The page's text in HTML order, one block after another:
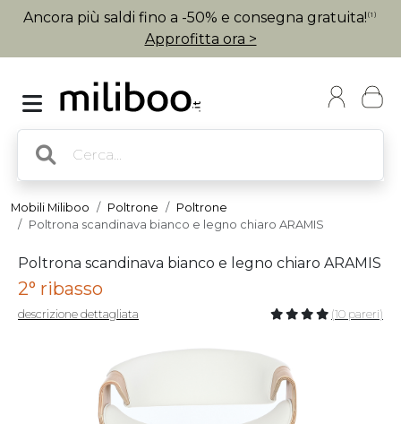
Ancora più saldi fino a -50% e consegna gratuita! (1)
Approfitta ora >
Mobili Miliboo Poltrone
Poltrone
Poltrona scandinava bianco e legno chiaro ARAMIS
Poltrona scandinava bianco e legno chiaro ARAMIS
2° ribasso
descrizione dettagliata (10 pareri)